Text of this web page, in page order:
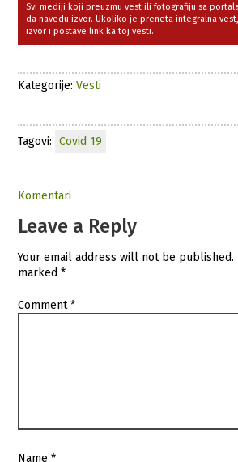
Svi mediji koji preuzmu vest ili fotografiju sa
da navedu izvor. Ukoliko je preneta integralna
izvor i postave link ka toj vesti.
Kategorije:Vesti
Tagovi: Covid 19
Komentari
Leave a Reply
Your email address will not be published.
marked*
Comment*
Name*